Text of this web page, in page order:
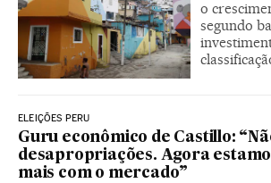
o
segundo
ELEIÇÕES PERU
Guru econômico de Castillo:
desapropriações. Agora
mais com o mercado”